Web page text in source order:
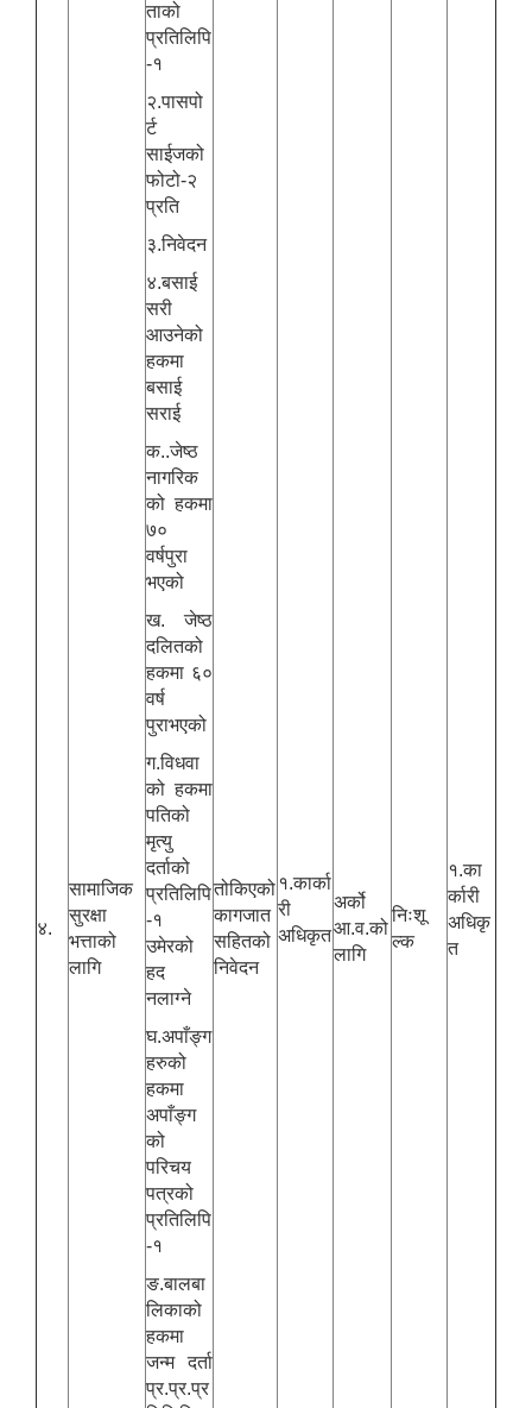
४.
सामाजिक
सुरक्षा
भत्ताको
लागि
ताको
प्रतिलिपि
-१
२.पासपो
र्ट
साईजको
फोटो-२
प्रति
३.निवेदन
४.बसाई
सरी
आउनेको
हकमा
बसाई
सराई
क..जेष्ठ
नागरिक
को हकमा
७०
वर्षपुरा
भएको
ख. जेष्ठ
दलितको
हकमा ६०
वर्ष
पुराभएको
ग.विधवा
को हकमा
पतिको
मृत्यु
दर्ताको
प्रतिलिपि
-१
उमेरको
हद
नलाग्ने
घ.अपाँङ्ग
हरुको
हकमा
अपाँङ्ग
को
परिचय
पत्रको
प्रतिलिपि
-१
ङ.बालबा
लिकाको
हकमा
जन्म दर्ता
प्र.प्र.प्र
तोकिएको
कागजात
सहितको
निवेदन
१.कार्का
री
अधिकृत
अर्को
आ.व.को
लागि
निःशू
ल्क
१.का
र्कारी
अधिकृ
त